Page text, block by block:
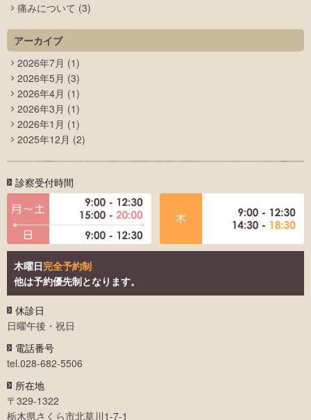
痛みについて (3)
アーカイブ
2026年7月 (1)
2026年5月 (3)
2026年4月 (1)
2026年3月 (1)
2026年1月 (1)
2025年12月 (2)
診察受付時間
木曜日完全予約制
他は予約優先制となります。
休診日
日曜午後・祝日
電話番号
tel.028-682-5506
所在地
〒329-1322
栃木県さくら市北草川1-7-1